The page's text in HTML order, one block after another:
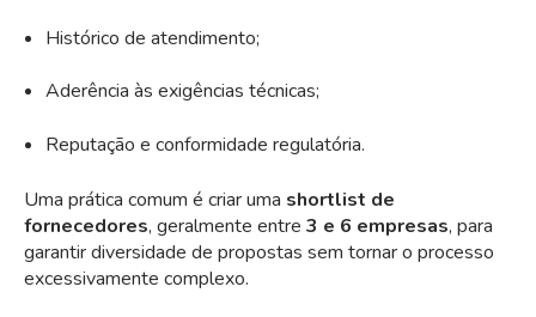
Histórico de atendimento;
Aderência às exigências técnicas;
Reputação e conformidade regulatória.
Uma prática comum é criar uma shortlist de
fornecedores, geralmente entre 3 e 6 empresas, para
garantir diversidade de propostas sem tornar o processo
excessivamente complexo.